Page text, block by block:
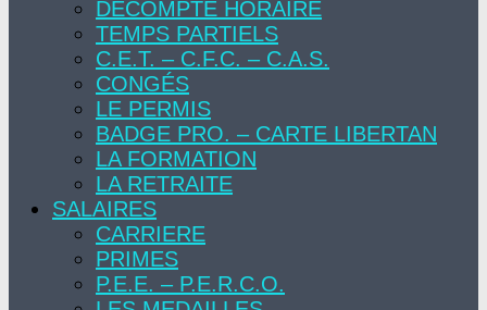
DÉCOMPTE HORAIRE
TEMPS PARTIELS
C.E.T. – C.F.C. – C.A.S.
CONGÉS
LE PERMIS
BADGE PRO. – CARTE LIBERTAN
LA FORMATION
LA RETRAITE
SALAIRES
CARRIERE
PRIMES
P.E.E. – P.E.R.C.O.